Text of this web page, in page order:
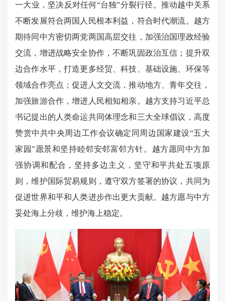
一大业，坚决反对任何“台独”分裂行径。推动越中关系
不断发展符合两国人民根本利益，符合时代潮流。越方
期待同中方密切两党两国高层交往，加强治国理政经验
交流，增进战略安全协作，不断巩固政治互信；提升双
边合作水平，打造更多经贸、科技、基础设施、环保等
领域合作亮点；促进人文交流，推动地方、青年交往，
加强旅游合作，增进人民相知相亲。越方支持习近平总
书记提出的人类命运共同体理念和三大全球倡议，高度
赞赏中共中央周边工作会议确定同周边国家建设“五大
家园”愿景和坚持睦邻安邻富邻方针。越方愿同中方加
强协调和配合，坚持多边主义，坚守和平共处五项原
则，维护国际贸易规则，遵守双方签署的协议，共同为
促进世界和平和人类进步作出更大贡献。越方愿与中方
妥处海上分歧，维护海上稳定。